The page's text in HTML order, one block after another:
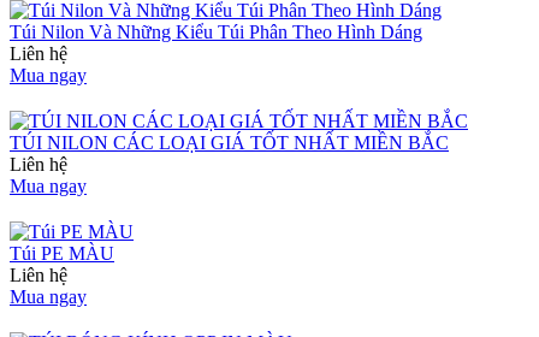
Túi Nilon Và Những Kiểu Túi Phân Theo Hình Dáng
Liên hệ
Mua ngay
TÚI NILON CÁC LOẠI GIÁ TỐT NHẤT MIỀN BẮC
Liên hệ
Mua ngay
Túi PE MÀU
Liên hệ
Mua ngay